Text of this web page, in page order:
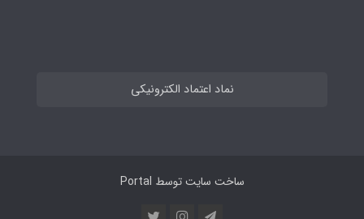
نماد اعتماد الکترونیکی
ساخت سایت توسط Portal